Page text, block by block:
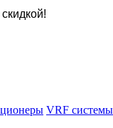
VRF системы